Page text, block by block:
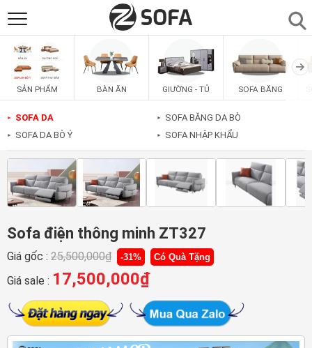
SẢN PHẨM
SOFAS
PHÒNG ĂN
PHÒNG NGỦ ▼
PHÒNG KHÁCH
SẢN PHẨM BÀN ĂN GIƯỜNG - TỦ SOFA BĂNG
► SOFA DA
► SOFA DA BÒ Ý
► SOFA BĂNG DA BÒ
► SOFA NHẬP KHẨU
Sofa điện thông minh ZT327
Giá gốc : 25,500,000₫ -31% Có Quà Tặng
Giá sale : 17,500,000₫